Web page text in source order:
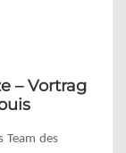
– Vortrag
Team des